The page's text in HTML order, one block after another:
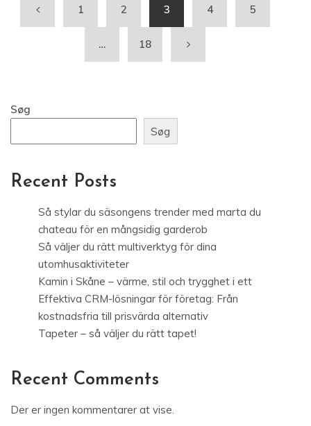
1 2 3 4 5
… 18
Søg
Søg
Recent Posts
Så stylar du säsongens trender med marta du
chateau för en mångsidig garderob
Så väljer du rätt multiverktyg för dina
utomhusaktiviteter
Kamin i Skåne – värme, stil och trygghet i ett
Effektiva CRM-lösningar för företag: Från
kostnadsfria till prisvärda alternativ
Tapeter – så väljer du rätt tapet!
Recent Comments
Der er ingen kommentarer at vise.